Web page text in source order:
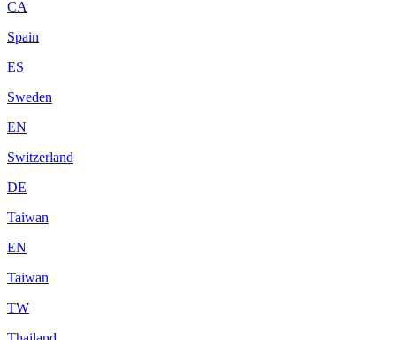
CA
Spain
ES
Sweden
EN
Switzerland
DE
Taiwan
EN
Taiwan
TW